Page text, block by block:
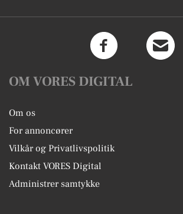
OM VORES DIGITAL
Om os
For annoncører
Vilkår og Privatlivspolitik
Kontakt VORES Digital
Administrer samtykke